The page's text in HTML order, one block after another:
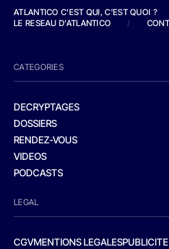
ATLANTICO C'EST QUI, C'EST QUOI ?
LE RESEAU D'ATLANTICO
/
CATEGORIES
DECRYPTAGES
DOSSIERS
RENDEZ-VOUS
VIDEOS
PODCASTS
LEGAL
CGVMENTIONS LEGALES